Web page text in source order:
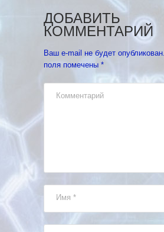
ДОБАВИТЬ
КОММЕНТАРИЙ
Ваш e-mail не будет опубликован.
поля помечены *
Комментарий
Имя *